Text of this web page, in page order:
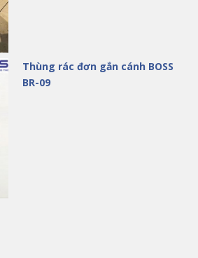
Thùng rác đơn gắn cánh BOSS
BR-09